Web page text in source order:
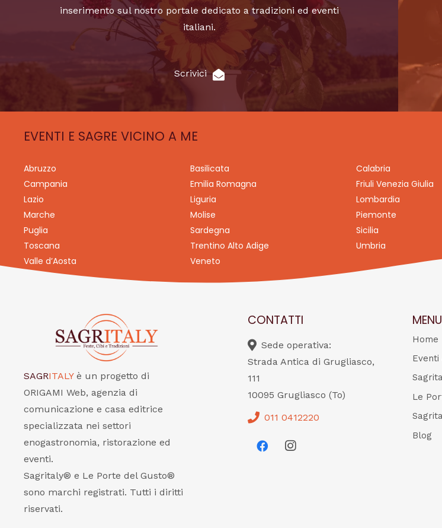
inserimento sul nostro portale dedicato a tradizioni ed eventi
italiani.
Scrivici
EVENTI E SAGRE VICINO A ME
Abruzzo Basilicata
Calabria
Campania
Emilia Romagna
Friuli Venezia Giulia
Lazio
Liguria
Lombardia
Marche
Molise
Piemonte
Puglia
Sardegna
Sicilia
Toscana
Trentino Alto Adige
Umbria
Valle d’Aosta
Veneto
SAGRITALY è un progetto di
ORIGAMI Web, agenzia di
comunicazione e casa editrice
specializzata nei settori
enogastronomia, ristorazione ed
eventi.
Sagritaly® e Le Porte del Gusto®
sono marchi registrati. Tutti i diritti
riservati.
CONTATTI
Sede operativa:
Strada Antica di Grugliasco,
111
10095 Grugliasco (To)
011 0412220
MENU
Home
Eventi
Le
Blog